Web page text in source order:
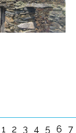
1 2 3 4 5 6 7